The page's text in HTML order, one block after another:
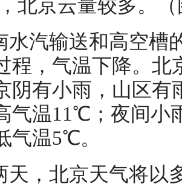
北京云量较多。
水汽输送和高空槽
程，气温下降。北
阴有小雨，山区有
气温11℃；夜间小
气温5℃。
天，北京天气将以